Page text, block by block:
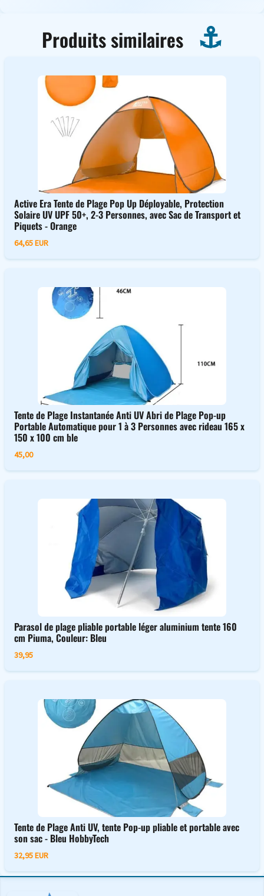
Produits similaires
Active Era Tente de Plage Pop Up Déployable, Protection
Solaire UV UPF 50+, 2-3 Personnes, avec Sac de Transport et
Piquets - Orange
64,65 EUR
Tente de Plage Instantanée Anti UV Abri de Plage Pop-up
Portable Automatique pour 1 à 3 Personnes avec rideau 165 x
150 x 100 cm ble
45,00
Parasol de plage pliable portable léger aluminium tente 160
cm Piuma, Couleur: Bleu
39,95
Tente de Plage Anti UV, tente Pop-up pliable et portable avec
son sac - Bleu HobbyTech
32,95 EUR